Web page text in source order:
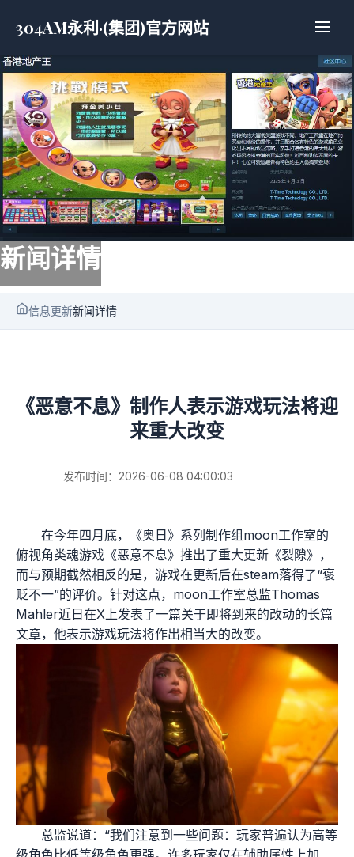
304AM永利·(集团)官方网站
新闻详情
信息更新新闻详情
《恶意不息》制作人表示游戏玩法将迎
来重大改变
发布时间：2026-06-08 04:00:03
在今年四月底，《奥日》系列制作组moon工作室的
俯视角类魂游戏《恶意不息》推出了重大更新《裂隙》，
而与预期截然相反的是，游戏在更新后在steam落得了“褒
贬不一”的评价。针对这点，moon工作室总监Thomas
Mahler近日在X上发表了一篇关于即将到来的改动的长篇
文章，他表示游戏玩法将作出相当大的改变。
总监说道：“我们注意到一些问题：玩家普遍认为高等